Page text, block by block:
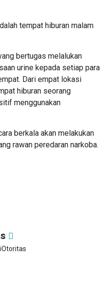
tempat hiburan malam
bertugas melalukan
urine kepada setiap para
Dari empat lokasi
hiburan seorang
menggunakan
berkala akan melakukan
rawan peredaran narkoba.